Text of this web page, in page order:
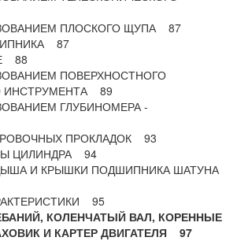
ПЛОСКОГО ЩУПА 87
87
88
ПОВЕРХНОСТНОГО
ИНСТРУМЕНТА 89
ГЛУБИНОМЕРА -
ПРОКЛАДОК 93
ЦИЛИНДРА 94
И КРЫШКИ ПОДШИПНИКА ШАТУНА
95
КОЛЕНЧАТЫЙ ВАЛ, КОРЕННЫЕ
И КАРТЕР ДВИГАТЕЛЯ 97